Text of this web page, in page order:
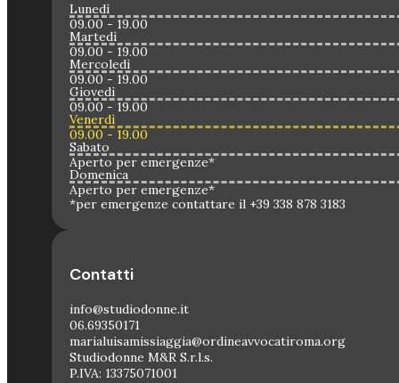
Lunedì
09.00 - 19.00
Martedì
09.00 - 19.00
Mercoledì
09.00 - 19.00
Giovedì
09.00 - 19.00
Venerdì
09.00 - 19.00
Sabato
Aperto per emergenze*
Domenica
Aperto per emergenze*
*per emergenze contattare il +39 338 878 3183
Contatti
info@studiodonne.it
06.69350171
marialuisamissiaggia@ordineavvocatiroma.org
Studiodonne M&R S.r.l.s.
P.IVA: 13375071001